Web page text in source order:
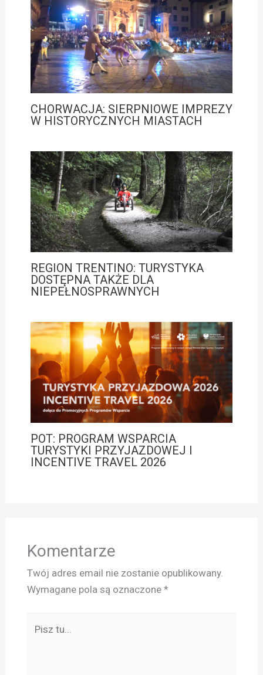
CHORWACJA: SIERPNIOWE IMPREZY
W HISTORYCZNYCH MIASTACH
REGION TRENTINO: TURYSTYKA
DOSTĘPNA TAKŻE DLA
NIEPEŁNOSPRAWNYCH
POT: PROGRAM WSPARCIA
TURYSTYKI PRZYJAZDOWEJ I
INCENTIVE TRAVEL 2026
Komentarze
Twój adres email nie zostanie opublikowany.
Wymagane pola są oznaczone *
tu...